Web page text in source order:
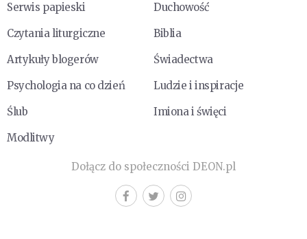
Serwis papieski
Duchowość
Czytania liturgiczne
Biblia
Artykuły blogerów
Świadectwa
Psychologia na co dzień
Ludzie i inspiracje
Ślub
Imiona i święci
Modlitwy
Dołącz do społeczności DEON.pl